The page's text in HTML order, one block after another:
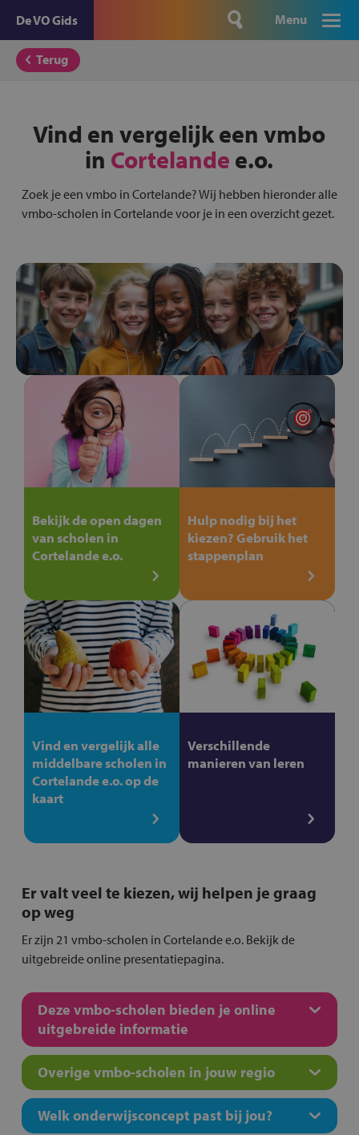
De VO Gids Menu
Terug
Vind en vergelijk een vmbo
in Cortelande e.o.
Zoek je een vmbo in Cortelande? Wij hebben hieronder alle
vmbo-scholen in Cortelande voor je in een overzicht gezet.
Bekijk de open dagen
van scholen in
Cortelande e.o.
Hulp nodig bij het
kiezen? Gebruik het
stappenplan
Vind en vergelijk alle
middelbare scholen in
Cortelande e.o. op de
kaart
Verschillende
manieren van leren
Er valt veel te kiezen, wij helpen je graag
op weg
Er zijn 21 vmbo-scholen in Cortelande e.o. Bekijk de
uitgebreide online presentatiepagina.
Deze vmbo-scholen bieden je online
uitgebreide informatie
Overige vmbo-scholen in jouw regio
Welk onderwijsconcept past bij jou?